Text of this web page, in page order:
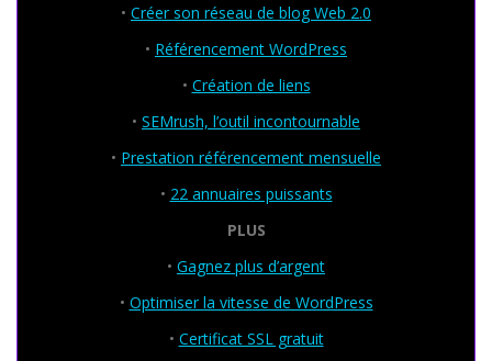
• Créer son réseau de blog Web 2.0
• Référencement WordPress
• Création de liens
• SEMrush, l’outil incontournable
• Prestation référencement mensuelle
• 22 annuaires puissants
PLUS
• Gagnez plus d’argent
• Optimiser la vitesse de WordPress
• Certificat SSL gratuit